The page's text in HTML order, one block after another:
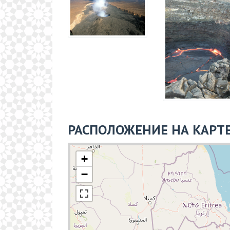
РАСПОЛОЖЕНИЕ НА
+
−